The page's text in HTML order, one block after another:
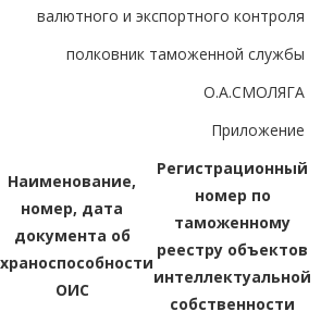
валютного и экспортного контроля
полковник таможенной службы
О.А.СМОЛЯГА
Приложение
Наименование,
номер, дата
документа об
ОИС
Регистрационный
номер по
таможенному
реестру объектов
интеллектуальной
собственности